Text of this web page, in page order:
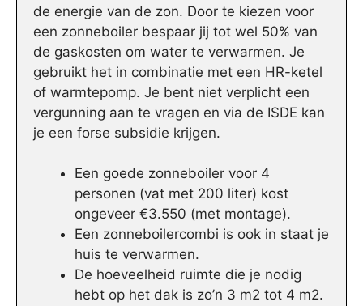
de energie van de zon. Door te kiezen voor
een zonneboiler bespaar jij tot wel 50% van
de gaskosten om water te verwarmen. Je
gebruikt het in combinatie met een HR-ketel
of warmtepomp. Je bent niet verplicht een
vergunning aan te vragen en via de ISDE kan
je een forse subsidie krijgen.
Een goede zonneboiler voor 4
personen (vat met 200 liter) kost
ongeveer €3.550 (met montage).
Een zonneboilercombi is ook in staat je
huis te verwarmen.
De hoeveelheid ruimte die je nodig
hebt op het dak is zo’n 3 m2 tot 4 m2.